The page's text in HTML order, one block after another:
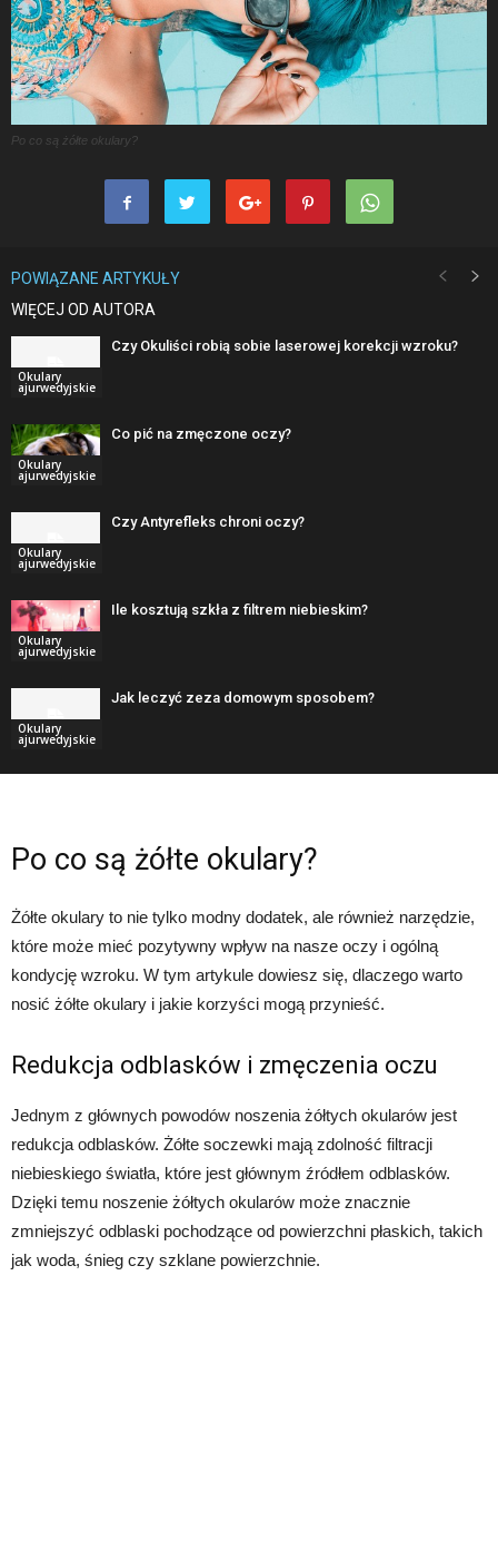
Po co są żółte okulary?
POWIĄZANE ARTYKUŁY
WIĘCEJ OD AUTORA
Okulary
ajurwedyjskie
Czy Okuliści robią sobie laserowej korekcji wzroku?
Okulary
ajurwedyjskie
Co pić na zmęczone oczy?
Okulary
ajurwedyjskie
Czy Antyrefleks chroni oczy?
Okulary
ajurwedyjskie
Ile kosztują szkła z filtrem niebieskim?
Okulary
ajurwedyjskie
Jak leczyć zeza domowym sposobem?
Po co są żółte okulary?
Żółte okulary to nie tylko modny dodatek, ale również narzędzie,
które może mieć pozytywny wpływ na nasze oczy i ogólną
kondycję wzroku. W tym artykule dowiesz się, dlaczego warto
nosić żółte okulary i jakie korzyści mogą przynieść.
Redukcja odblasków i zmęczenia oczu
Jednym z głównych powodów noszenia żółtych okularów jest
redukcja odblasków. Żółte soczewki mają zdolność filtracji
niebieskiego światła, które jest głównym źródłem odblasków.
Dzięki temu noszenie żółtych okularów może znacznie
zmniejszyć odblaski pochodzące od powierzchni płaskich, takich
jak woda, śnieg czy szklane powierzchnie.